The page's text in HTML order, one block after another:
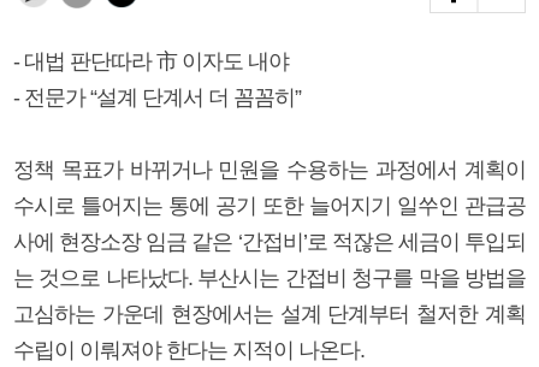
- 대법 판단따라 市 이자도 내야
- 전문가 “설계 단계서 더 꼼꼼히”
정책 목표가 바뀌거나 민원을 수용하는 과정에서 계획이
수시로 틀어지는 통에 공기 또한 늘어지기 일쑤인 관급공
사에 현장소장 임금 같은 ‘간접비’로 적잖은 세금이 투입되
는 것으로 나타났다. 부산시는 간접비 청구를 막을 방법을
고심하는 가운데 현장에서는 설계 단계부터 철저한 계획
수립이 이뤄져야 한다는 지적이 나온다.